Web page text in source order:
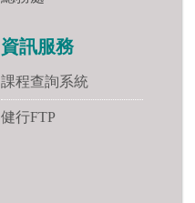
資訊服務
課程查詢系統
健行FTP